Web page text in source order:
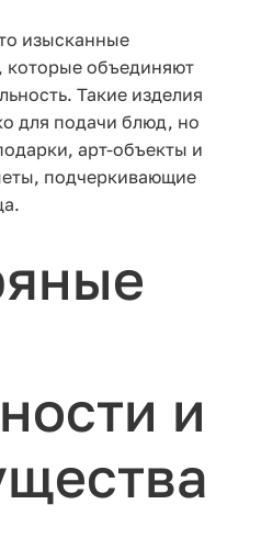
изысканные
которые объединяют
Такие изделия
для подачи блюд, но
арт-объекты и
подчеркивающие
и